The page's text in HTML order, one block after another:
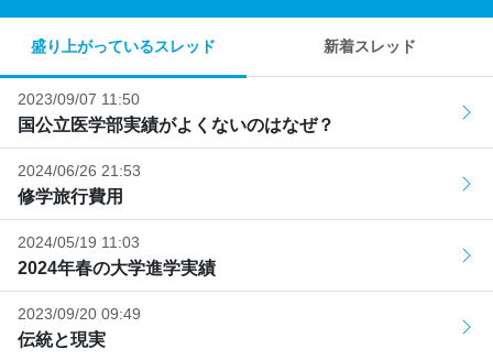
盛り上がっているスレッド 新着スレッド
2023/09/07 11:50
国公立医学部実績がよくないのはなぜ？
2024/06/26 21:53
修学旅行費用
2024/05/19 11:03
2024年春の大学進学実績
2023/09/20 09:49
伝統と現実